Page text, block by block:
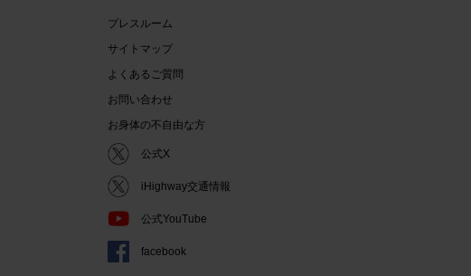
プレスルーム
サイトマップ
よくあるご質問
お問い合わせ
お身体の不自由な方
公式X
iHighway交通情報
公式YouTube
facebook